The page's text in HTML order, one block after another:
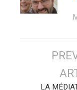
articles
LA